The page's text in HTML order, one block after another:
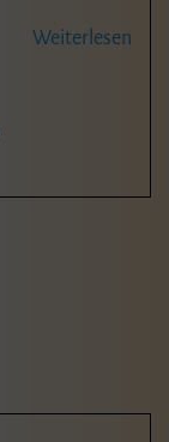
Weiterlesen